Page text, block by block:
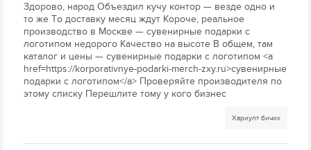
Здорово, народ Объездил кучу контор — везде одно и
то же То доставку месяц ждут Короче, реальное
производство в Москве — сувенирные подарки с
логотипом недорого Качество на высоте В общем, там
каталог и цены — сувенирные подарки с логотипом <a
href=https://korporativnye-podarki-merch-zxy.ru>сувенирные
подарки с логотипом</a> Проверяйте производителя по
этому списку Перешлите тому у кого бизнес
Хариулт бичих